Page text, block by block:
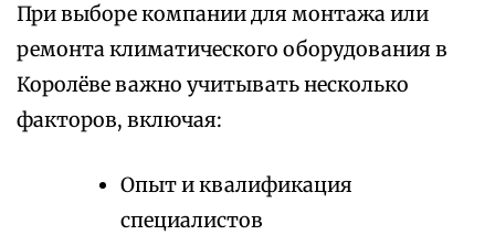
При выборе компании для монтажа или
ремонта климатического оборудования в
Королёве важно учитывать несколько
факторов, включая:
Опыт и квалификация
специалистов